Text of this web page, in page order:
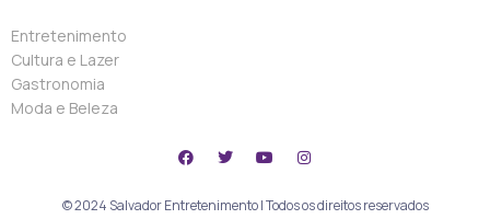
Entretenimento
Cultura e Lazer
Gastronomia
Moda e Beleza
© 2024 Salvador Entretenimento | Todos os direitos reservados